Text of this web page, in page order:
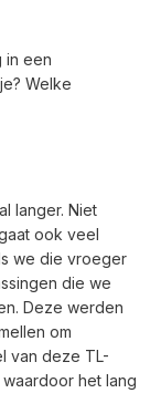
in een
Welke
langer. Niet
ook veel
we die vroeger
die we
Deze werden
om
van deze TL-
het lang